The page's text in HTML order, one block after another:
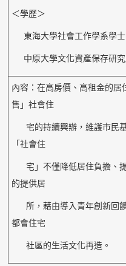
＜學歷＞
東海大學社會工作學系學士
中原大學文化資產保存研究
內容：在高房價、高租金的
售」社會住
宅的持續興辦，維護市民基
「社會住
宅」不僅降低居住負擔、
的提供居
所，藉由導入青年創新回
都會住宅
社區的生活文化再造。